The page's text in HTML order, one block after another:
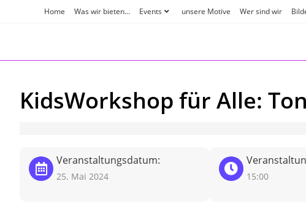
Home Was wir bieten… Events unsere Motive Wer sind wir
KidsWorkshop für Alle:
Veranstaltungsdatum:
25. Mai 2024 15:00